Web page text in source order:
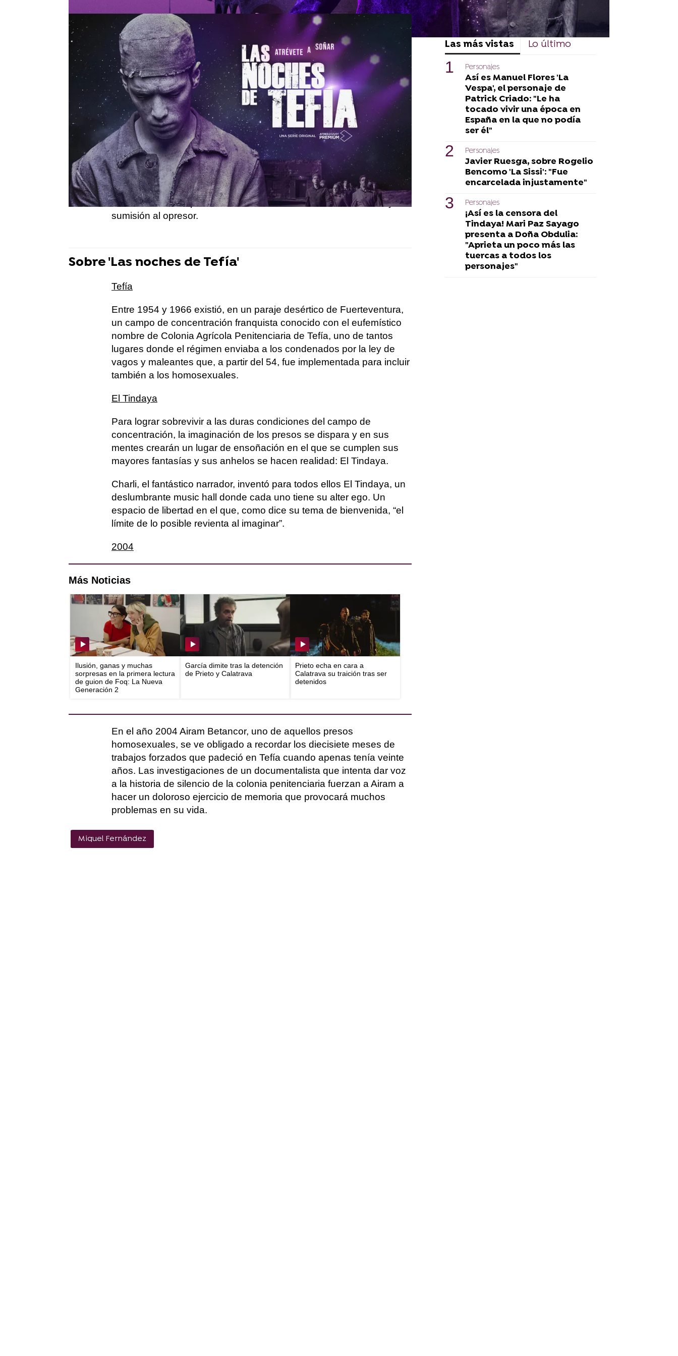
Miquel no ha dudado en tildar a su personaje de complejo, ya que
tiene muchos matices y, además, muchas caras oscuras, pero
también luminosas.
"Está fuera de lugar completamente y no está ahí por ser
homosexual", confiesa.
MIQUEL FERNÁNDEZ ES CHARLI
Formado en Derecho, pero entregado al teatro, tras conocer a Nisa
en la facultad. Marcado por la represión de la dictadura, por la falta
de libertades y la censura, es encerrado por escándalo público
debido a sus múltiples borracheras. Se debate entre la rebeldía y la
sumisión al opresor.
Sobre 'Las noches de Tefía'
Tefía
Entre 1954 y 1966 existió, en un paraje desértico de Fuerteventura,
un campo de concentración franquista conocido con el eufemístico
nombre de Colonia Agrícola Penitenciaria de Tefía, uno de tantos
lugares donde el régimen enviaba a los condenados por la ley de
vagos y maleantes que, a partir del 54, fue implementada para incluir
también a los homosexuales.
El Tindaya
Para lograr sobrevivir a las duras condiciones del campo de
concentración, la imaginación de los presos se dispara y en sus
mentes crearán un lugar de ensoñación en el que se cumplen sus
mayores fantasías y sus anhelos se hacen realidad: El Tindaya.
Charli, el fantástico narrador, inventó para todos ellos El Tindaya, un
deslumbrante music hall donde cada uno tiene su alter ego. Un
espacio de libertad en el que, como dice su tema de bienvenida, “el
límite de lo posible revienta al imaginar”.
2004
Más Noticias
Ilusión, ganas y muchas
sorpresas en la primera lectura
de guion de Foq: La Nueva
Generación 2
García dimite tras la detención
de Prieto y Calatrava
Prieto echa en cara a
Calatrava su traición tras ser
detenidos
En el año 2004 Airam Betancor, uno de aquellos presos
homosexuales, se ve obligado a recordar los diecisiete meses de
trabajos forzados que padeció en Tefía cuando apenas tenía veinte
años. Las investigaciones de un documentalista que intenta dar voz
a la historia de silencio de la colonia penitenciaria fuerzan a Airam a
hacer un doloroso ejercicio de memoria que provocará muchos
problemas en su vida.
Miquel Fernández
Las más vistas Lo último
Personajes
Así es Manuel Flores 'La
Vespa', el personaje de
Patrick Criado: "Le ha
tocado vivir una época en
España en la que no podía
ser él"
Personajes
Javier Ruesga, sobre Rogelio
Bencomo 'La Sissi': "Fue
encarcelada injustamente"
Personajes
¡Así es la censora del
Tindaya! Mari Paz Sayago
presenta a Doña Obdulia:
"Aprieta un poco más las
tuercas a todos los
personajes"